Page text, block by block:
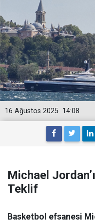
14:08
16 Ağustos 2025
Michael
Teklif
Basketbol efsanesi